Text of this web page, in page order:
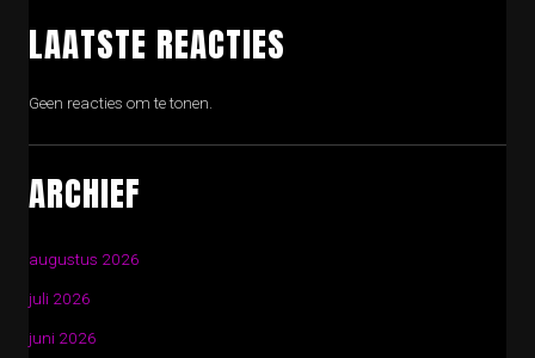
LAATSTE REACTIES
Geen reacties om te tonen.
ARCHIEF
augustus 2026
juli 2026
juni 2026